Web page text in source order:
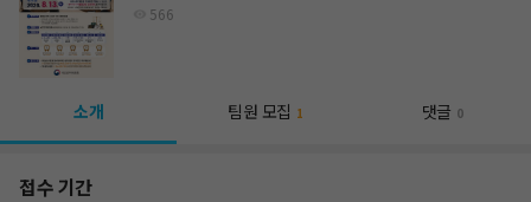
566
소개 팀원 모집 1 댓글 0
접수 기간